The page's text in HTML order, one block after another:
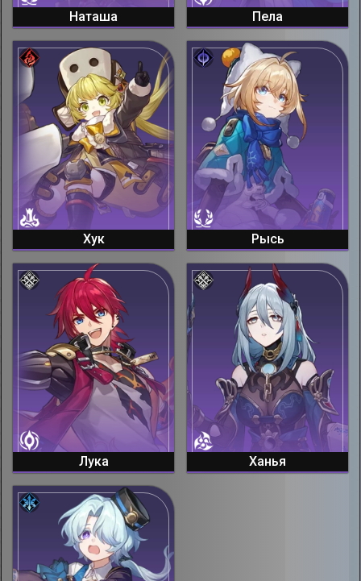
Наташа Пела
Хук Рысь
Лука Ханья